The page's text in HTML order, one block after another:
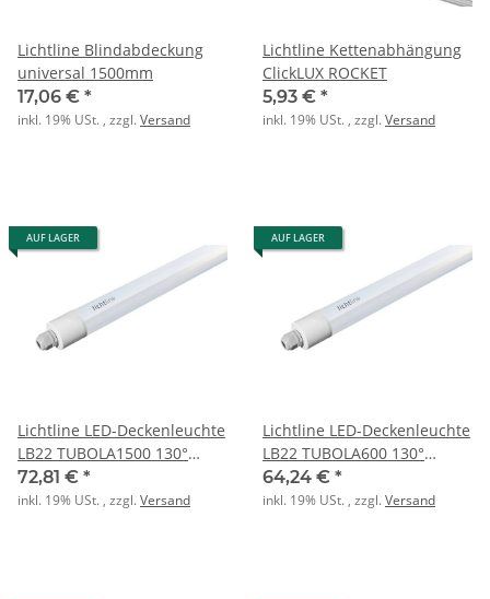
Lichtline Blindabdeckung
universal 1500mm
17,06 € *
inkl. 19% USt. , zzgl.Versand
Lichtline Kettenabhängung
ClickLUX ROCKET
5,93 € *
inkl. 19% USt. , zzgl.Versand
AUF LAGER
Lichtline LED-Deckenleuchte
LB22 TUBOLA1500 130°
4000K 30W 4200lm IP65
72,81 € *
inkl. 19% USt. , zzgl.Versand
AUF LAGER
Lichtline LED-Deckenleuchte
LB22 TUBOLA600 130°
4000K 12W 1600lm IP65
64,24 € *
inkl. 19% USt. , zzgl.Versand